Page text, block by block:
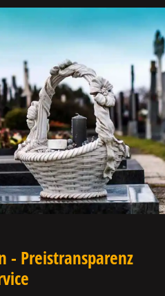
- Preistransparenz